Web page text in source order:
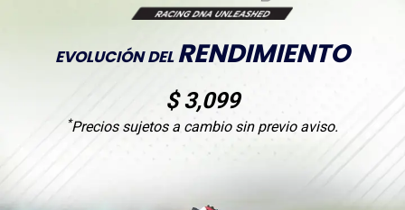
EVOLUCIÓN DELRENDIMIENTO
$ 3,099
*Precios sujetos a cambio sin previo aviso.